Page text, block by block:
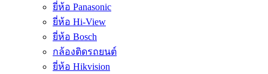
ยี่ห้อ Panasonic
ยี่ห้อ Hi-View
ยี่ห้อ Bosch
กล้องติดรถยนต์
ยี่ห้อ Hikvision